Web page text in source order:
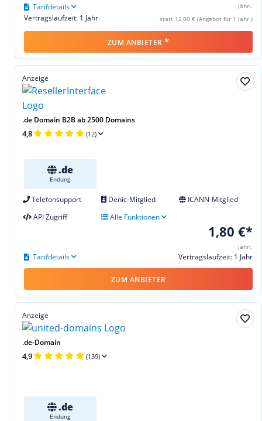
jährl.
statt 12,00 € (Angebot für 1 Jahr )
Vertragslaufzeit: 1 Jahr
Tarifdetails
ZUM ANBIETER *
Anzeige
.de Domain B2B ab 2500 Domains
4,8 (12)
.de
Endung
Telefonsupport Denic-Mitglied
ICANN-Mitglied
API Zugriff
Alle Funktionen
1,80 €*
jährl.
Vertragslaufzeit: 1 Jahr
Tarifdetails
ZUM ANBIETER
Anzeige
.de-Domain
4,9 (139)
.de
Endung